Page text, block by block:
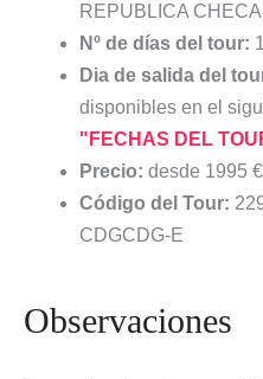
REPUBLICA
Nº de días del tour:
Dia de salida del
disponibles en el
"FECHAS DEL
Precio: desde 1995 €
Código del Tour:
CDGCDG-E
Observaciones